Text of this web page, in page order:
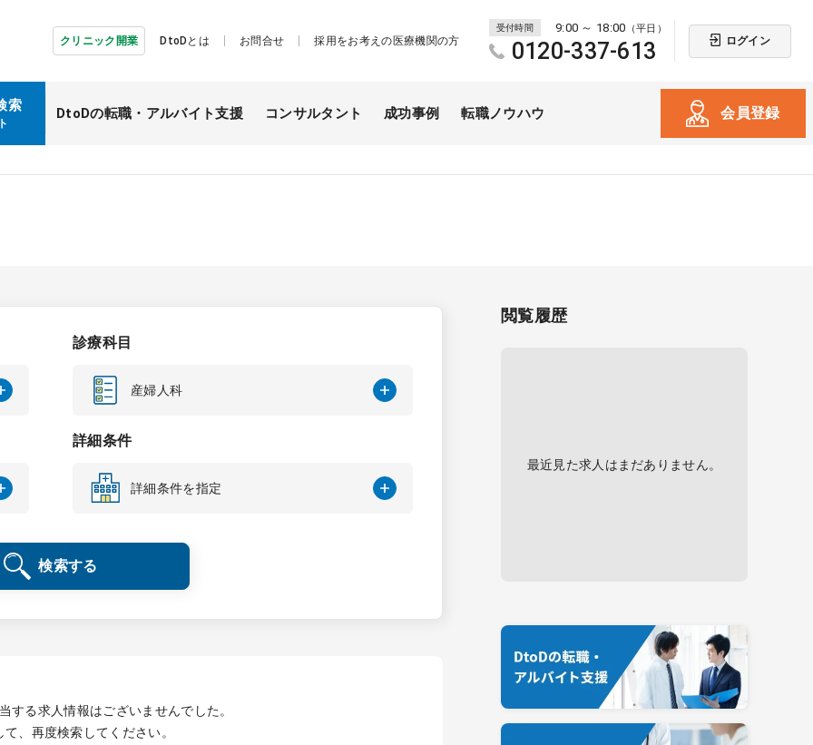
クリニック開業 DtoDとは お問合せ 採用をお考えの医療機関の方
受付時間 9:00 ～ 18:00 （平日）
0120-337-613 ログイン
索 DtoDの転職・ アルバイト支援 コンサルタント 成功事例 転職ノウハウ 会員登録
診療科目
産婦人科
詳細条件
詳細条件を指定
検索する
する求人情報はございませんでした。
、再度検索してください。
閲覧履歴
最近見た求人はまだありません。